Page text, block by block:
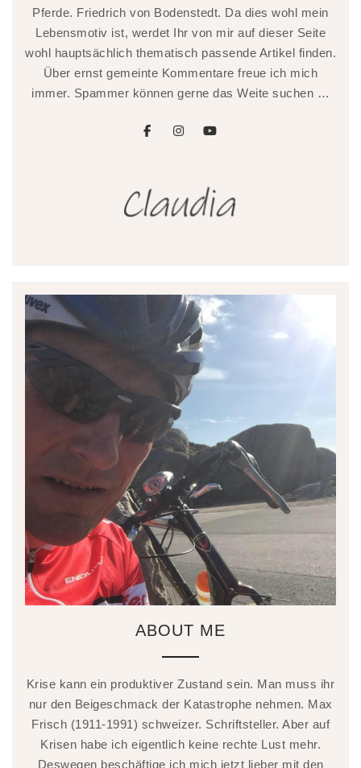
Pferde. Friedrich von Bodenstedt. Da dies wohl mein
Lebensmotiv ist, werdet Ihr von mir auf dieser Seite
wohl hauptsächlich thematisch passende Artikel finden.
Über ernst gemeinte Kommentare freue ich mich
immer. Spammer können gerne das Weite suchen …
ABOUT ME
Krise kann ein produktiver Zustand sein. Man muss ihr
nur den Beigeschmack der Katastrophe nehmen. Max
Frisch (1911-1991) schweizer. Schriftsteller. Aber auf
Krisen habe ich eigentlich keine rechte Lust mehr.
Deswegen beschäftige ich mich jetzt lieber mit den